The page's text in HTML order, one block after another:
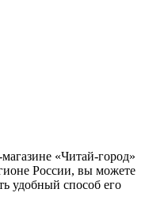
«Читай-город»
России, вы можете
удобный способ его